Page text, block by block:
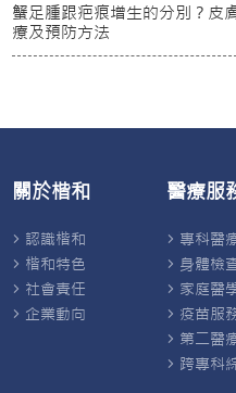
蟹足腫跟疤痕增生的分別？皮
療及預防方法
關於楷和
認識楷和
楷和特色
社會責任
企業動向
醫療服
專科醫
身體檢
家庭醫
疫苗服
第二醫
跨專科